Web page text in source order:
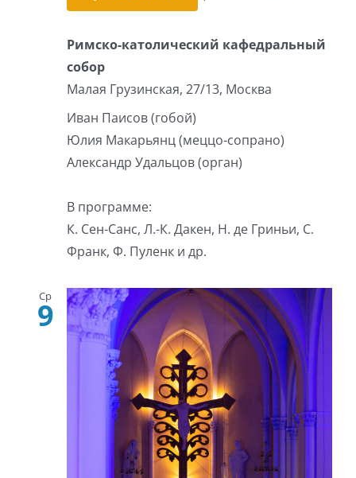
Римско-католический кафедральный
собор
Малая Грузинская, 27/13, Москва
Иван Паисов (гобой)
Юлия Макарьянц (меццо-сопрано)
Александр Удальцов (орган)
В программе:
К. Сен-Санс, Л.-К. Дакен, Н. де Гриньи, С.
Франк, Ф. Пуленк и др.
Ср
9